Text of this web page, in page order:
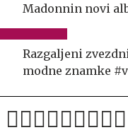
Madonnin novi
Razgaljeni
modne znamke